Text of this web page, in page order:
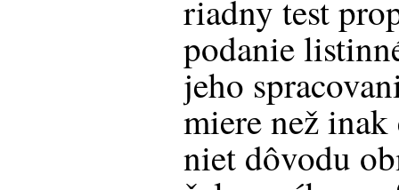
riadny test
podanie
jeho
miere než
niet dôvodu